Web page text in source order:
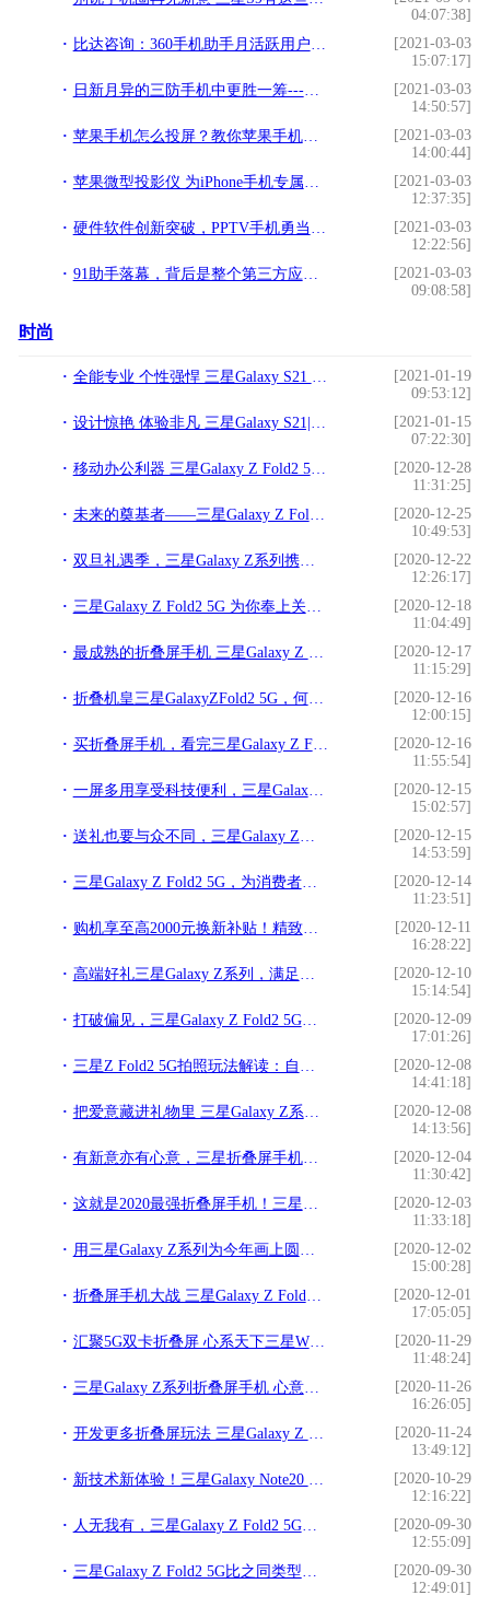
04:07:38]
比达咨询：360手机助手月活跃用户居国内应用商店第一!
[2021-03-03
15:07:17]
日新月异的三防手机中更胜一筹---云狐极地Polar!
[2021-03-03
14:50:57]
苹果手机怎么投屏？教你苹果手机投屏电脑~!
[2021-03-03
14:00:44]
苹果微型投影仪 为iPhone手机专属设计让果粉生活锦上添花!
[2021-03-03
12:37:35]
硬件软件创新突破，PPTV手机勇当“独行侠”!
[2021-03-03
12:22:56]
91助手落幕，背后是整个第三方应用市场的衰落!
[2021-03-03
09:08:58]
时尚
全能专业 个性强悍 三星Galaxy S21 5G系列及生态新品中国发布
[2021-01-19
09:53:12]
设计惊艳 体验非凡 三星Galaxy S21|S21+ 5G尽情释放每刻魅力
[2021-01-15
07:22:30]
移动办公利器 三星Galaxy Z Fold2 5G助力高效人生
[2020-12-28
11:31:25]
未来的奠基者——三星Galaxy Z Fold2 5G刷新行业高度
[2020-12-25
10:49:53]
双旦礼遇季，三星Galaxy Z系列携多重福利来袭
[2020-12-22
12:26:17]
三星Galaxy Z Fold2 5G 为你奉上关于生活的减法哲学
[2020-12-18
11:04:49]
最成熟的折叠屏手机 三星Galaxy Z Fold2 5G综合实力第一
[2020-12-17
11:15:29]
折叠机皇三星GalaxyZFold2 5G，何以成为年末赠礼首选？
[2020-12-16
12:00:15]
买折叠屏手机，看完三星Galaxy Z Fold2 5G再决定
[2020-12-16
11:55:54]
一屏多用享受科技便利，三星Galaxy Z Fold2 5G成年末好礼
[2020-12-15
15:02:57]
送礼也要与众不同，三星Galaxy Z系列折叠屏手机为心意助攻
[2020-12-15
14:53:59]
三星Galaxy Z Fold2 5G，为消费者率先开启折叠新时代
[2020-12-14
11:23:51]
购机享至高2000元换新补贴！精致打工人的年终礼物揭秘！
[2020-12-11
16:28:22]
高端好礼三星Galaxy Z系列，满足你对未来科技的一切想象
[2020-12-10
15:14:54]
打破偏见，三星Galaxy Z Fold2 5G开启全新高端科技体验
[2020-12-09
17:01:26]
三星Z Fold2 5G拍照玩法解读：自带“自拍杆”，黑科技满满
[2020-12-08
14:41:18]
把爱意藏进礼物里 三星Galaxy Z系列礼物指南请收好
[2020-12-08
14:13:56]
有新意亦有心意，三星折叠屏手机成表达爱意的佳选
[2020-12-04
11:30:42]
这就是2020最强折叠屏手机！三星Galaxy Z Fold2 5G诚意满满
[2020-12-03
11:33:18]
用三星Galaxy Z系列为今年画上圆满句号，让爱与温暖开启崭新的一年
[2020-12-02
15:00:28]
折叠屏手机大战 三星Galaxy Z Fold2 5G取胜的“软硬”之道
[2020-12-01
17:05:05]
汇聚5G双卡折叠屏 心系天下三星W21 5G全国震撼首销
[2020-11-29
11:48:24]
三星Galaxy Z系列折叠屏手机 心意臻选解锁冬日浪漫
[2020-11-26
16:26:05]
开发更多折叠屏玩法 三星Galaxy Z Fold2 5G“颜料”双全
[2020-11-24
13:49:12]
新技术新体验！三星Galaxy Note20 Ultra树立科技标杆
[2020-10-29
12:16:22]
人无我有，三星Galaxy Z Fold2 5G的那些亮点优势
[2020-09-30
12:55:09]
三星Galaxy Z Fold2 5G比之同类型产品如何？结果令人惊喜
[2020-09-30
12:49:01]